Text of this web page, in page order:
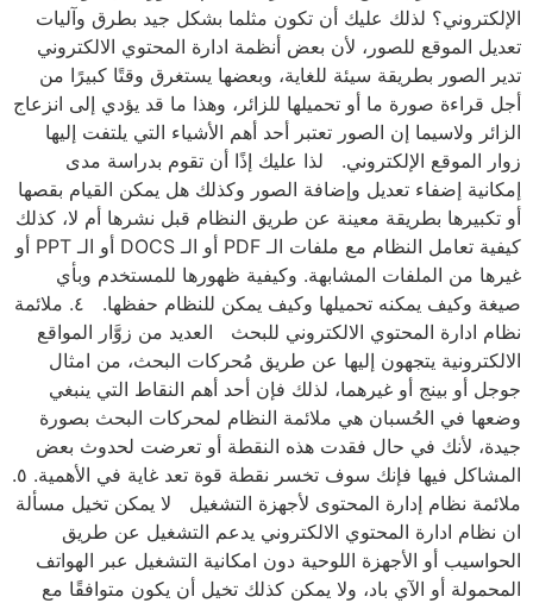
الإلكتروني؟ لذلك عليك أن تكون مثلما بشكل جيد بطرق وآليات
تعديل الموقع للصور، لأن بعض أنظمة ادارة المحتوي الالكتروني
تدير الصور بطريقة سيئة للغاية، وبعضها يستغرق وقتًا كبيرًا من
أجل قراءة صورة ما أو تحميلها للزائر، وهذا ما قد يؤدي إلى انزعاج
الزائر ولاسيما إن الصور تعتبر أحد أهم الأشياء التي يلتفت إليها
زوار الموقع الإلكتروني. لذا عليك إذًا أن تقوم بدراسة مدى
إمكانية إضفاء تعديل وإضافة الصور وكذلك هل يمكن القيام بقصها
أو تكبيرها بطريقة معينة عن طريق النظام قبل نشرها أم لا، كذلك
كيفية تعامل النظام مع ملفات الـ PDF أو الـ DOCS أو الـ PPT أو
غيرها من الملفات المشابهة. وكيفية ظهورها للمستخدم وبأي
صيغة وكيف يمكنه تحميلها وكيف يمكن للنظام حفظها. ٤. ملائمة
نظام ادارة المحتوي الالكتروني للبحث العديد من زوَّار المواقع
الالكترونية يتجهون إليها عن طريق مُحركات البحث، من امثال
جوجل أو بينج أو غيرهما، لذلك فإن أحد أهم النقاط التي ينبغي
وضعها في الحُسبان هي ملائمة النظام لمحركات البحث بصورة
جيدة، لأنك في حال فقدت هذه النقطة أو تعرضت لحدوث بعض
المشاكل فيها فإنك سوف تخسر نقطة قوة تعد غاية في الأهمية. ٥.
ملائمة نظام إدارة المحتوى لأجهزة التشغيل لا يمكن تخيل مسألة
ان نظام ادارة المحتوي الالكتروني يدعم التشغيل عن طريق
الحواسيب أو الأجهزة اللوحية دون امكانية التشغيل عبر الهواتف
المحمولة أو الآي باد، ولا يمكن كذلك تخيل أن يكون متوافقًا مع